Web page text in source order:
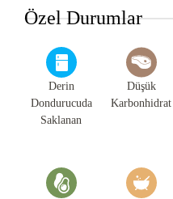
Özel Durumlar
Derin
Dondurucuda
Saklanan
Düşük
Karbonhidrat